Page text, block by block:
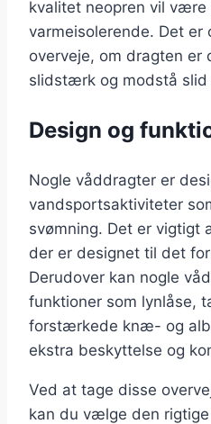
kvalitet neopren vil være
varmeisolerende. Det er
overveje, om dragten
slidstærk og modstå slid
Design og
Nogle våddragter er
vandsportsaktiviteter
svømning. Det er vigtigt
der er designet til det
Derudover kan nogle
funktioner som lynlåse,
forstærkede knæ- og
ekstra beskyttelse og
Ved at tage disse
kan du vælge den